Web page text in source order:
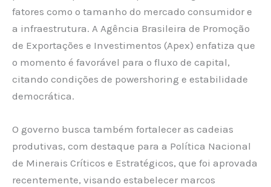
fatores como o tamanho do mercado consumidor e
a infraestrutura. A Agência Brasileira de Promoção
de Exportações e Investimentos (Apex) enfatiza que
o momento é favorável para o fluxo de capital,
citando condições de powershoring e estabilidade
democrática.
O governo busca também fortalecer as cadeias
produtivas, com destaque para a Política Nacional
de Minerais Críticos e Estratégicos, que foi aprovada
recentemente, visando estabelecer marcos